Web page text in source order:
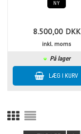
NY
8.500,00 DKK
inkl. moms
På lager